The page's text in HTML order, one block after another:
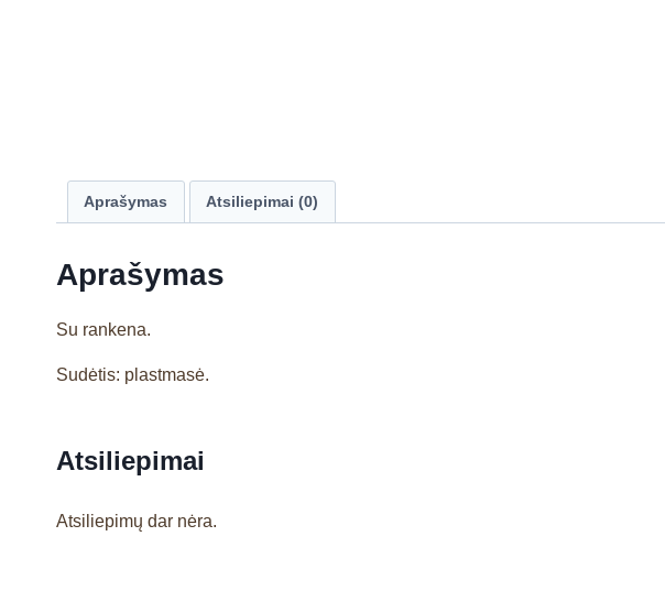
Aprašymas Atsiliepimai (0)
Aprašymas
Su rankena.
Sudėtis: plastmasė.
Atsiliepimai
Atsiliepimų dar nėra.